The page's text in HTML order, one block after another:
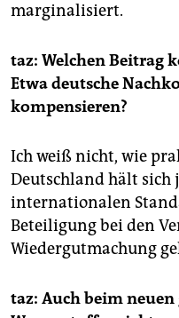
marginalisiert.
taz: Welchen Beitrag
Etwa deutsche
kompensieren?
Ich weiß nicht, wie
Deutschland hält sich
internationalen
Beteiligung bei den
Wiedergutmachung
taz: Auch beim